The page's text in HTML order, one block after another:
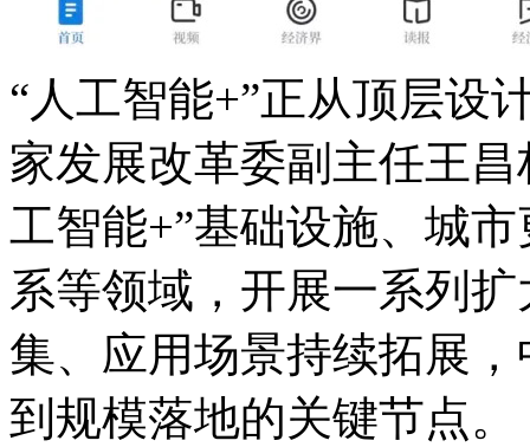
“人工智能+”正从顶层设
家发展改革委副主任王昌
工智能+”基础设施、城市
系等领域，开展一系
集、应用场景持续拓展
到规模落地的关键节点。